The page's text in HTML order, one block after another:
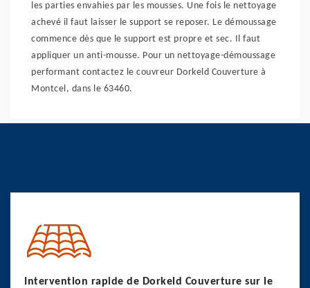
les parties envahies par les mousses. Une fois le nettoyage
achevé il faut laisser le support se reposer. Le démoussage
commence dès que le support est propre et sec. Il faut
appliquer un anti-mousse. Pour un nettoyage-démoussage
performant contactez le couvreur Dorkeld Couverture à
Montcel, dans le 63460.
Intervention rapide de Dorkeld Couverture sur le